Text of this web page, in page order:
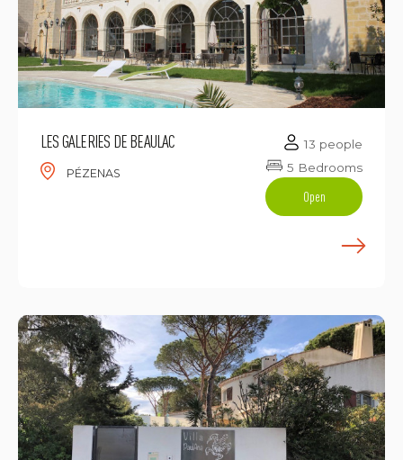
LES GALERIES DE BEAULAC
PÉZENAS
13 people
5 Bedrooms
Open